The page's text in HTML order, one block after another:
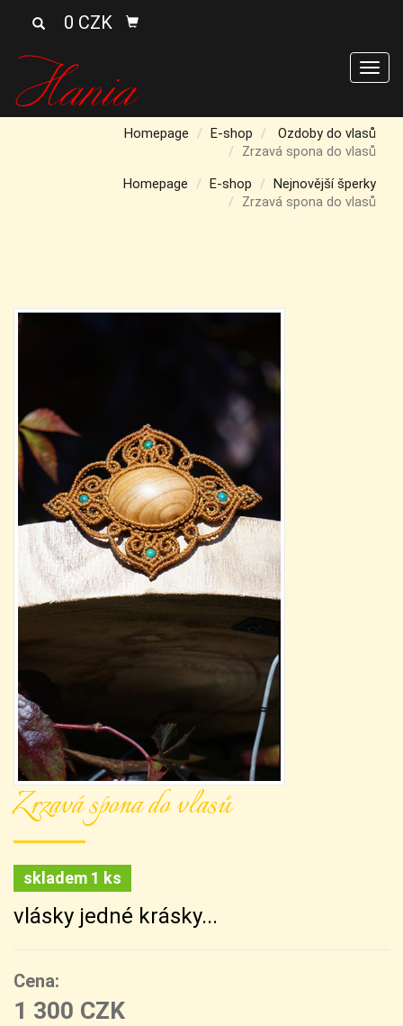
0 CZK
Homepage E-shop
Ozdoby do vlasů
Zrzavá spona do vlasů
Homepage
E-shop
Nejnovější šperky
Zrzavá spona do vlasů
Zrzavá spona do vlasů
skladem 1 ks
vlásky jedné krásky...
Cena:
1 300 CZK